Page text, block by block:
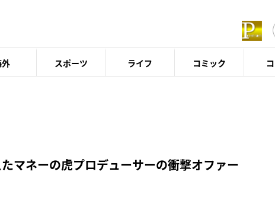
スポーツ ライフ コミック
マネーの虎プロデューサーの衝撃オファー